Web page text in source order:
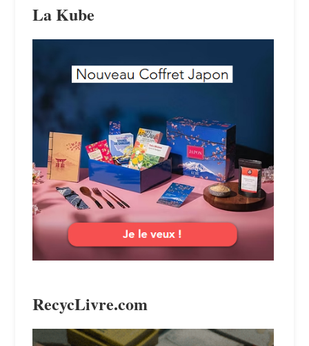
La Kube
RecycLivre.com